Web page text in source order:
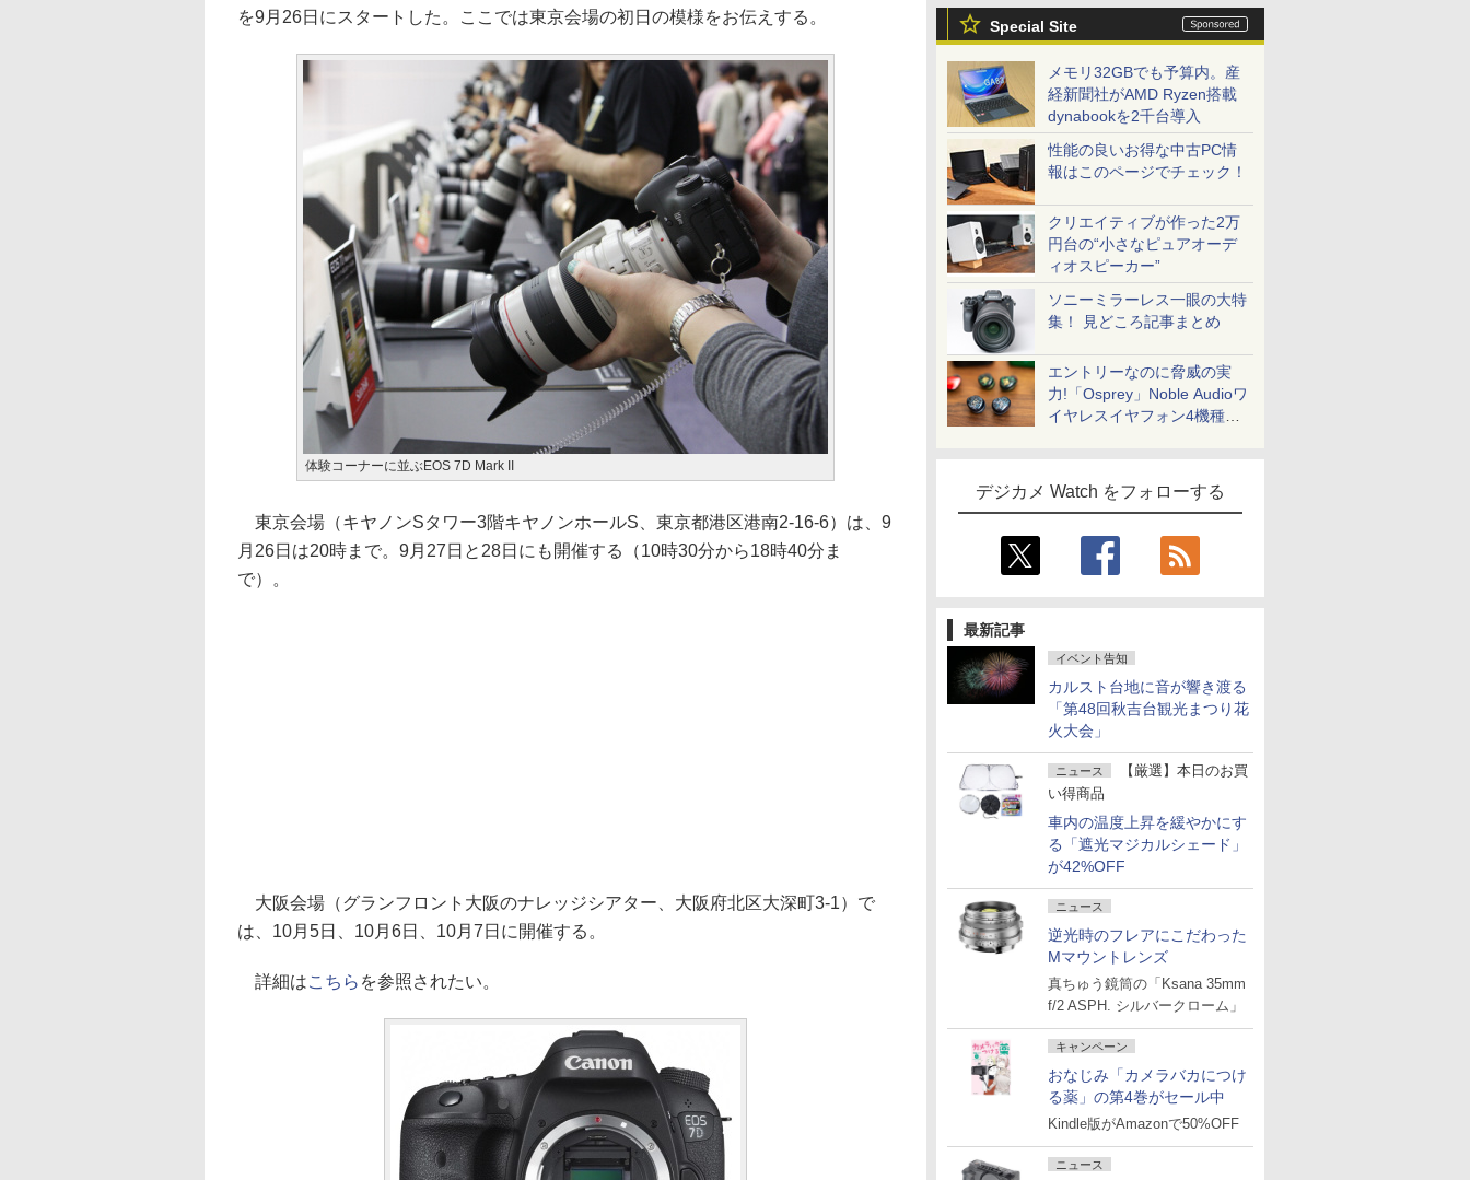
Special Site
メモリ32GBでも予算内。産
経新聞社がAMD Ryzen搭載
dynabookを2千台導入
性能の良いお得な中古PC情
報はこのページでチェック！
クリエイティブが作った2万
円台の“小さなピュアオーデ
ィオスピーカー”
ソニーミラーレス一眼の大特
集！ 見どころ記事まとめ
エントリーなのに脅威の実
力!「Osprey」Noble Audioワ
イヤレスイヤフォン4機種を
デジカメ Watch をフォローする
最新記事
イベント告知
カルスト台地に音が響き渡る
「第48回秋吉台観光まつり花
火大会」
ニュース
【厳選】本日のお買
い得商品
車内の温度上昇を緩やかにす
る「遮光マジカルシェード」
が42%OFF
ニュース
逆光時のフレアにこだわった
Mマウントレンズ
真ちゅう鏡筒の「Ksana 35mm
f/2 ASPH. シルバークローム」
キャンペーン
おなじみ「カメラバカにつけ
る薬」の第4巻がセール中
Kindle版がAmazonで50%OFF
ニュース
を9月26日にスタートした。ここでは東京会場の初日の模様をお伝えする。
体験コーナーに並ぶEOS 7D Mark II
東京会場（キヤノンSタワー3階キヤノンホールS、東京都港区港南2-16-6）は、9
月26日は20時まで。9月27日と28日にも開催する（10時30分から18時40分ま
で）。
大阪会場（グランフロント大阪のナレッジシアター、大阪府北区大深町3-1）で
は、10月5日、10月6日、10月7日に開催する。
詳細はこちら を参照されたい。